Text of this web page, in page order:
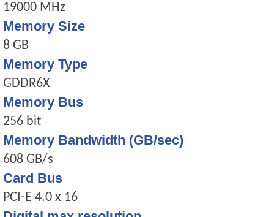
19000 MHz
Memory Size
8 GB
Memory Type
GDDR6X
Memory Bus
256 bit
Memory Bandwidth (GB/sec)
608 GB/s
Card Bus
PCI-E 4.0 x 16